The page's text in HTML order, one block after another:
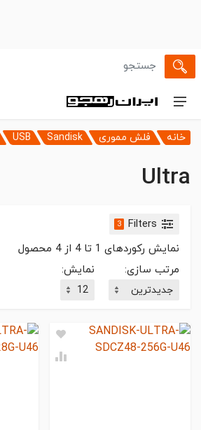
خانه فلش مموری Sandisk
USB
Ultra
Filters
3
نمایش رکوردهای 1 تا4 از4 محصول
مرتب سازی:
نمایش: